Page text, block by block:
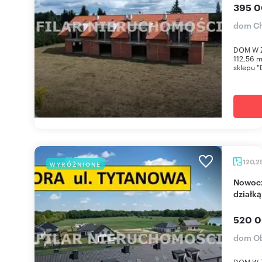
395
dom
DOM W
112,56
sklepu
WYRÓŻNIONE
Nowoczesny dom 102 m2 z garażem i dużą
działką
520
dom